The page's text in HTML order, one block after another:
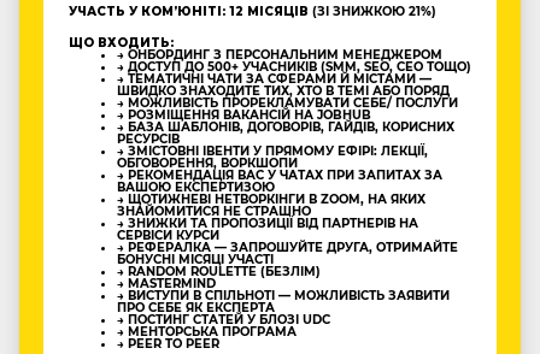
УЧАСТЬ У КОМʼЮНІТІ: 12 МІСЯЦІВ (ЗІ ЗНИЖКОЮ 21%)
ЩО ВХОДИТЬ:
→ ОНБОРДИНГ З ПЕРСОНАЛЬНИМ МЕНЕДЖЕРОМ
→ ДОСТУП ДО 500+ УЧАСНИКІВ (SMM, SEO, CEO ТОЩО)
→ ТЕМАТИЧНІ ЧАТИ ЗА СФЕРАМИ Й МІСТАМИ —
ШВИДКО ЗНАХОДИТЕ ТИХ, ХТО В ТЕМІ АБО ПОРЯД
→ МОЖЛИВІСТЬ ПРОРЕКЛАМУВАТИ СЕБЕ/ ПОСЛУГИ
→ РОЗМІЩЕННЯ ВАКАНСІЙ НА JOBHUB
→ БАЗА ШАБЛОНІВ, ДОГОВОРІВ, ГАЙДІВ, КОРИСНИХ
РЕСУРСІВ
→ ЗМІСТОВНІ ІВЕНТИ У ПРЯМОМУ ЕФІРІ: ЛЕКЦІЇ,
ОБГОВОРЕННЯ, ВОРКШОПИ
→ РЕКОМЕНДАЦІЯ ВАС У ЧАТАХ ПРИ ЗАПИТАХ ЗА
ВАШОЮ ЕКСПЕРТИЗОЮ
→ ЩОТИЖНЕВІ НЕТВОРКІНГИ В ZOOM, НА ЯКИХ
ЗНАЙОМИТИСЯ НЕ СТРАШНО
→ ЗНИЖКИ ТА ПРОПОЗИЦІЇ ВІД ПАРТНЕРІВ НА
СЕРВІСИ КУРСИ
→ РЕФЕРАЛКА — ЗАПРОШУЙТЕ ДРУГА, ОТРИМАЙТЕ
БОНУСНІ МІСЯЦІ УЧАСТІ
→ RANDOM ROULETTE (БЕЗЛІМ)
→ MASTERMIND
→ ВИСТУПИ В СПІЛЬНОТІ — МОЖЛИВІСТЬ ЗАЯВИТИ
ПРО СЕБЕ ЯК ЕКСПЕРТА
→ ПОСТИНГ СТАТЕЙ У БЛОЗІ UDC
→ МЕНТОРСЬКА ПРОГРАМА
→ PEER TO PEER